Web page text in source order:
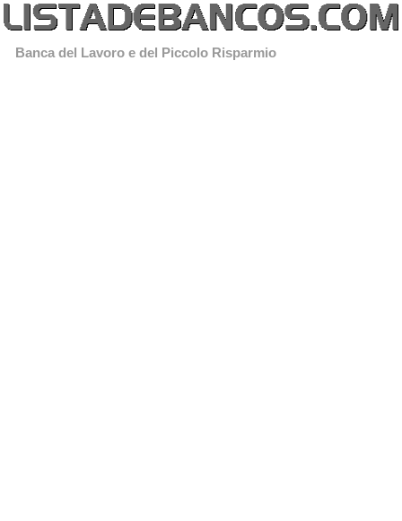
Banca del Lavoro e del Piccolo Risparmio